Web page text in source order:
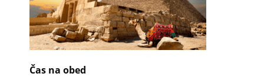
Čas na obed